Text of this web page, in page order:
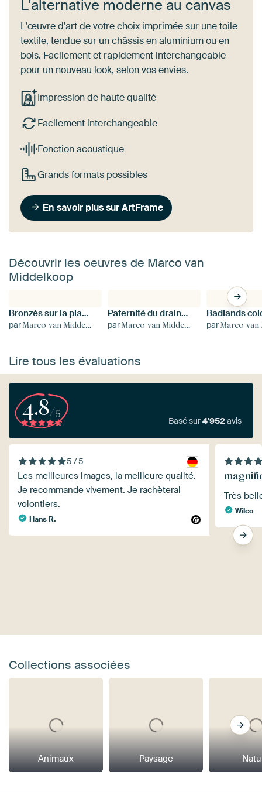
L'alternative moderne au canvas
L'œuvre d'art de votre choix imprimée sur une toile
textile, tendue sur un châssis en aluminium ou en
bois. Facilement et rapidement interchangeable
pour un nouveau look, selon vos envies.
Impression de haute qualité
Facilement interchangeable
Fonction acoustique
Grands formats possibles
En savoir plus sur ArtFrame
Découvrir les oeuvres de Marco van
Middelkoop
Bronzés sur la plage de Zandvoort par une chaude journée d'été.
parMarco van Middelkoop
Paternité du drainage du lac Koehn.
parMarco van Middelkoop parMarco van
Lire tous les évaluations
4.8/5
Basé sur4'952avis
5 / 5
Les meilleures images, la meilleure qualité.
Je recommande vivement. Je rachèterai
volontiers.
Hans R.
Très
Wilco
Collections associées
Animaux Paysage